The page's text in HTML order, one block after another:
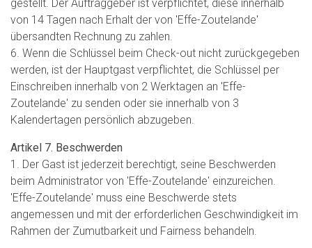
gestellt. Der Auftraggeber ist verpflichtet, diese innerhalb
von 14 Tagen nach Erhalt der von 'Effe-Zoutelande'
übersandten Rechnung zu zahlen.
6. Wenn die Schlüssel beim Check-out nicht zurückgegeben
werden, ist der Hauptgast verpflichtet, die Schlüssel per
Einschreiben innerhalb von 2 Werktagen an 'Effe-
Zoutelande' zu senden oder sie innerhalb von 3
Kalendertagen persönlich abzugeben.
Artikel 7. Beschwerden
1. Der Gast ist jederzeit berechtigt, seine Beschwerden
beim Administrator von 'Effe-Zoutelande' einzureichen.
'Effe-Zoutelande' muss eine Beschwerde stets
angemessen und mit der erforderlichen Geschwindigkeit im
Rahmen der Zumutbarkeit und Fairness behandeln.